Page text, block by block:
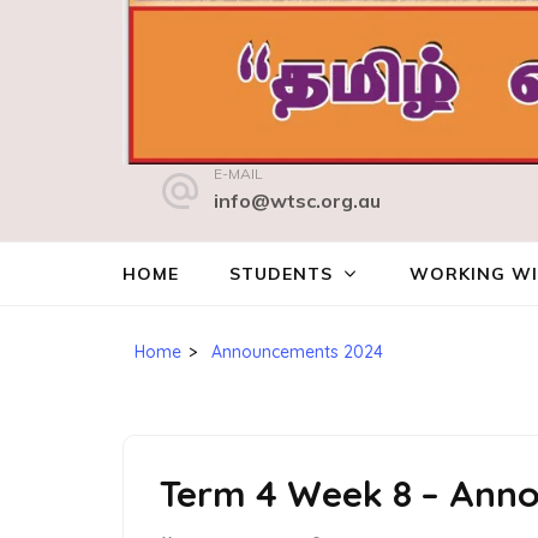
வென்ற்வேத்வில் தமிழ்க் கல்வி
WENTWORTHVILLE TAMIL STUDY CENTRE INC.
E-MAIL
info@wtsc.org.au
HOME STUDENTS WORKING
Home > Announcements 2024
Term 4 Week 8 –